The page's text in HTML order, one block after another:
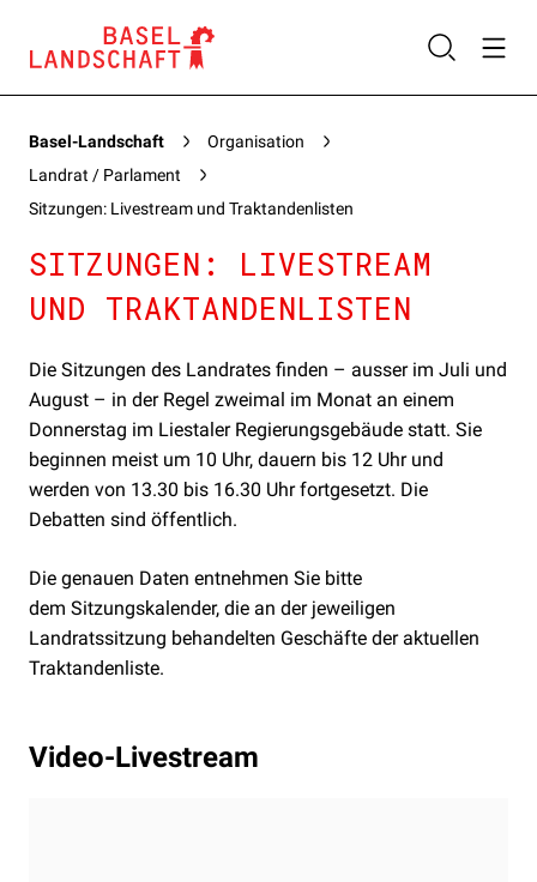
Basel-Landschaft
Organisation
Landrat / Parlament
Sitzungen: Livestream und Traktandenlisten
SITZUNGEN: LIVESTREAM
UND TRAKTANDENLISTEN
Die Sitzungen des Landrates finden – ausser im Juli und
August – in der Regel zweimal im Monat an einem
Donnerstag im Liestaler Regierungsgebäude statt. Sie
beginnen meist um 10 Uhr, dauern bis 12 Uhr und
werden von 13.30 bis 16.30 Uhr fortgesetzt. Die
Debatten sind öffentlich.
Die genauen Daten entnehmen Sie bitte
dem Sitzungskalender, die an der jeweiligen
Landratssitzung behandelten Geschäfte der aktuellen
Traktandenliste.
Video-Livestream